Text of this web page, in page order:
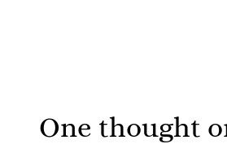
One thought